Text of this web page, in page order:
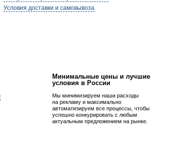
Условия доставки и самовывоза
Минимальные цены и лучшие
условия в России
Мы минимизируем наши расходы
на рекламу и максимально
автоматизируем все процессы, чтобы
успешно конкурировать с любым
актуальным предложением на рынке.